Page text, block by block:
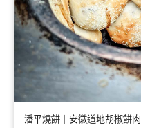
潘平燒餅｜安徽道地胡椒餅